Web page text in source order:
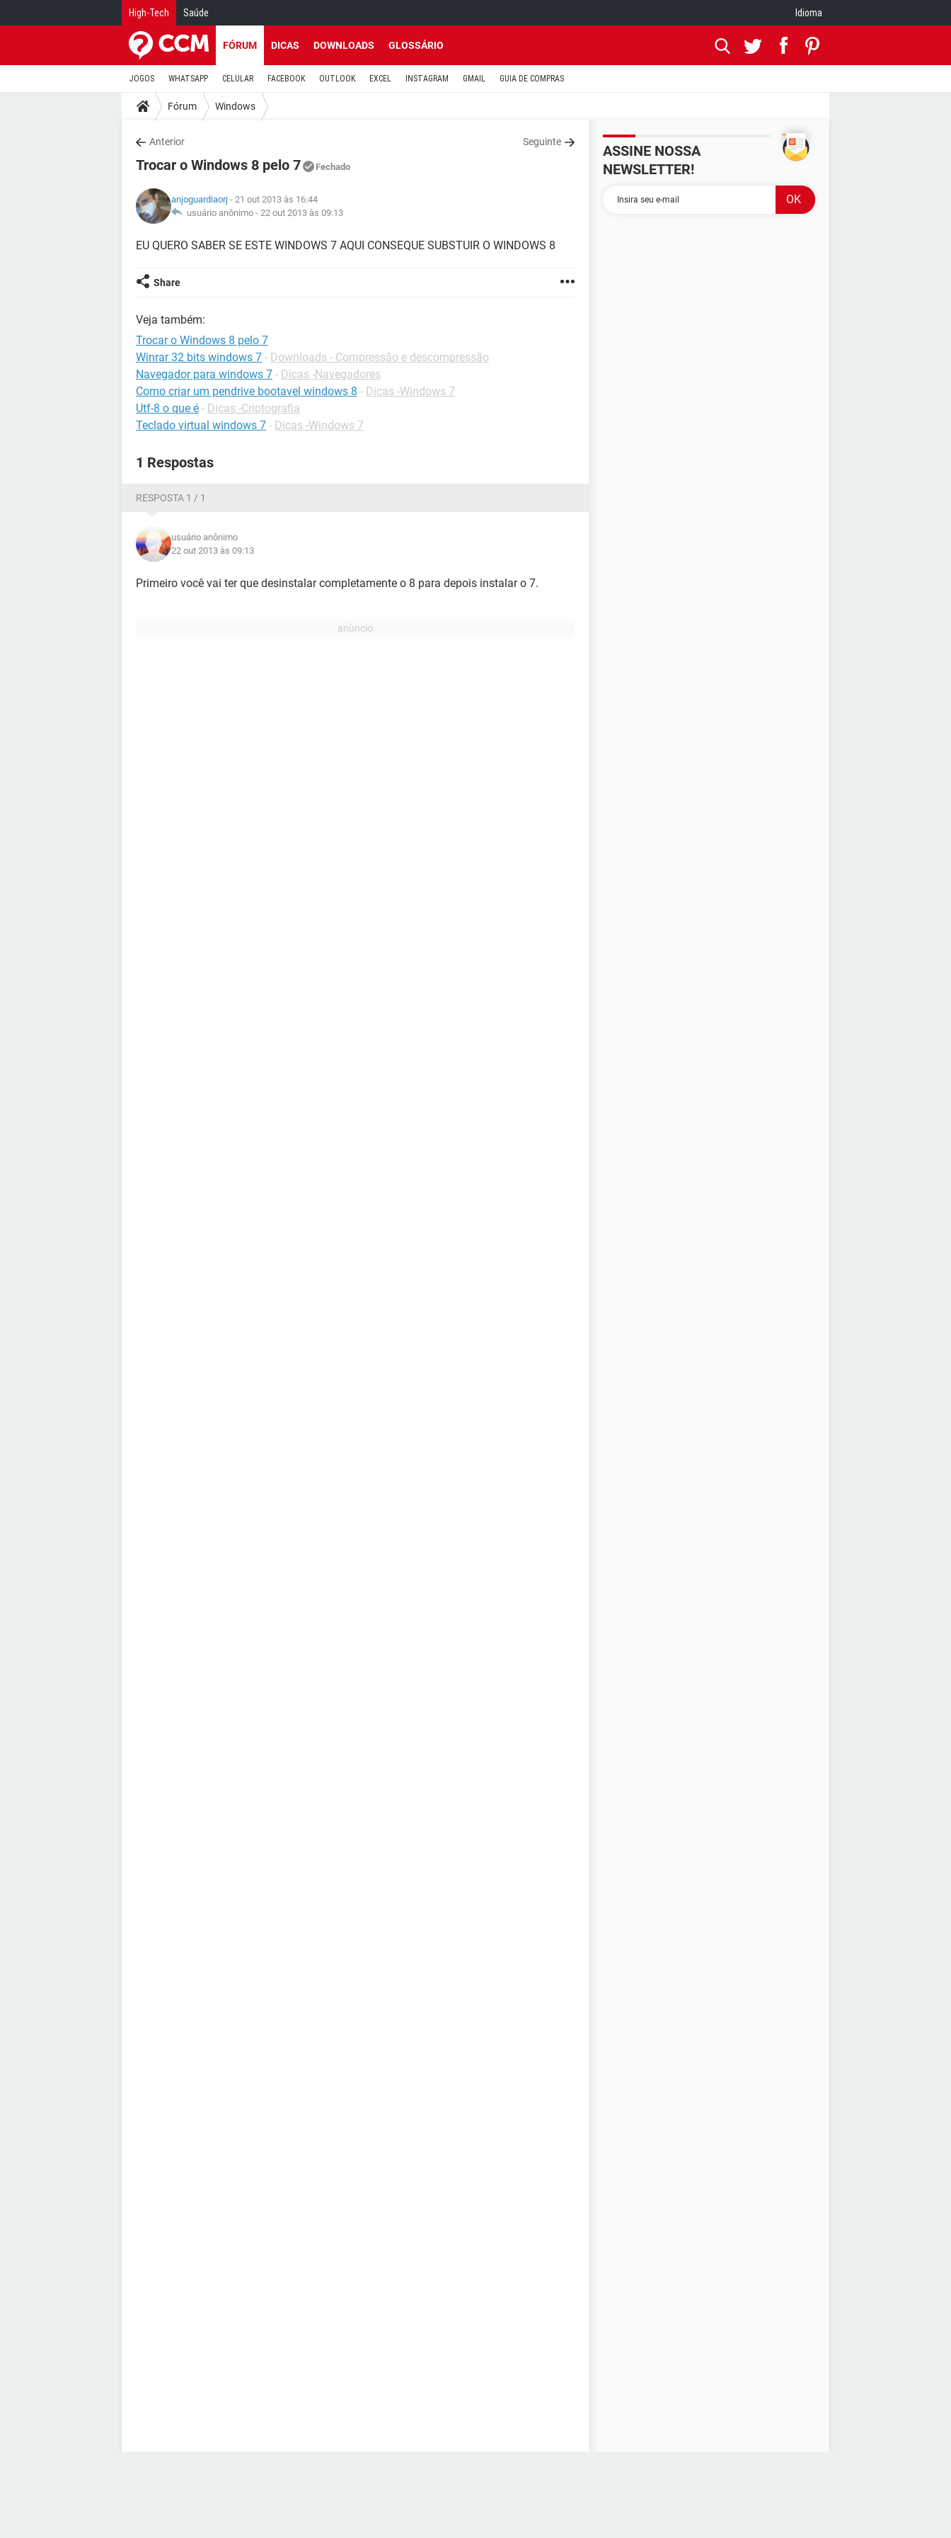
High-Tech Saúde Idioma
FÓRUM DICAS DOWNLOADS GLOSSÁRIO
JOGOS WHATSAPP CELULAR FACEBOOK OUTLOOK EXCEL INSTAGRAM GMAIL GUIA DE COMPRAS
Fórum Windows
Anterior Seguinte
Trocar o Windows 8 pelo 7 Fechado
anjoguardiaorj - 21 out 2013 às 16:44
usuário anônimo - 22 out 2013 às 09:13
EU QUERO SABER SE ESTE WINDOWS 7 AQUI CONSEQUE SUBSTUIR O WINDOWS 8
Share
Veja também:
Trocar o Windows 8 pelo 7
Winrar 32 bits windows 7 - Downloads - Compressão e descompressão
Navegador para windows 7 - Dicas -Navegadores
Como criar um pendrive bootavel windows 8 - Dicas -Windows 7
Utf-8 o que é - Dicas -Criptografia
Teclado virtual windows 7 - Dicas -Windows 7
1 Respostas
RESPOSTA 1 / 1
usuário anônimo
22 out 2013 às 09:13
Primeiro você vai ter que desinstalar completamente o 8 para depois instalar o 7.
ASSINE NOSSA
NEWSLETTER!